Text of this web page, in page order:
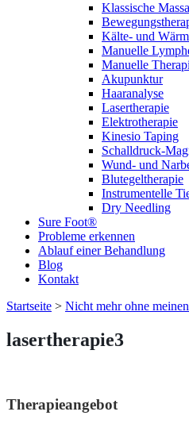
Klassische
Kälte- und
Manuelle
Manuelle
Akupunktur
Haaranalyse
Lasertherapie
Elektrotherapie
Kinesio Taping
Schalldruck-
Wund- und
Blutegeltherapie
Instrumentelle
Dry Needling
Sure Foot®
Probleme erkennen
Ablauf einer Behandlung
Blog
Kontakt
Startseite > Nicht mehr ohne
lasertherapie3
Therapieangebot